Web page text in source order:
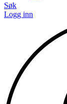
Søk
Logg inn